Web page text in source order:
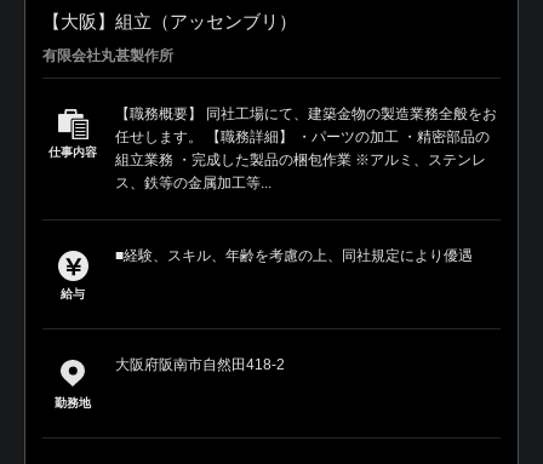
【大阪】組立（アッセンブリ）
有限会社丸甚製作所
仕事内容
【職務概要】 同社工場にて、建築金物の製造業務全般をお
任せします。 【職務詳細】 ・パーツの加工 ・精密部品の
組立業務 ・完成した製品の梱包作業 ※アルミ、ステンレ
ス、鉄等の金属加工等...
給与
■経験、スキル、年齢を考慮の上、同社規定により優遇
勤務地
大阪府阪南市自然田418-2